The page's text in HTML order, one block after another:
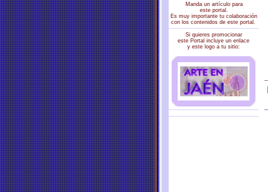
Manda un artículo para
este portal.
Es muy importante tu colaboración
con los contenidos de este portal.
Si quieres promocionar
este Portal incluye un enlace
y este logo a tu sitio: